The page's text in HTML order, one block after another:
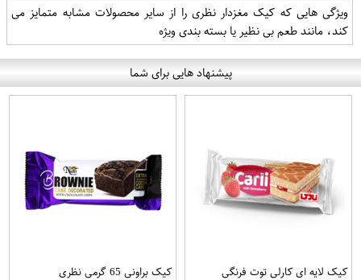
ویژگی هایی که کیک مغزدار نظری را از سایر محصولات مشابه متمایز می
کند، مانند طعم بی نظیر یا بسته بندی ویژه
پیشنهاد هایی برای شما
کیک لایه ای کارلی توت فرنگی کیک براونی 65 گرمی نظری